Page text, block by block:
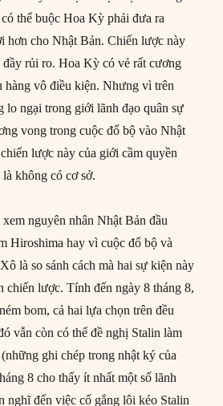
thể buộc Hoa Kỳ phải đưa ra
hơn cho Nhật Bản. Chiến lược này
đầy rủi ro. Hoa Kỳ có vẻ rất cương
hàng vô điều kiện. Nhưng vì trên
lo ngại trong giới lãnh đạo quân sự
vong trong cuộc đổ bộ vào Nhật
lược này của giới cầm quyền
không có cơ sở.
nguyên nhân Nhật Bản đầu
Hiroshima hay vì cuộc đổ bộ và
là so sánh cách mà hai sự kiện này
chiến lược. Tính đến ngày 8 tháng 8,
bom, cả hai lựa chọn trên đều
vẫn còn có thể đề nghị Stalin làm
ghi chép trong nhật ký của
8 cho thấy ít nhất một số lãnh
nghĩ đến việc cố gắng lôi kéo Stalin